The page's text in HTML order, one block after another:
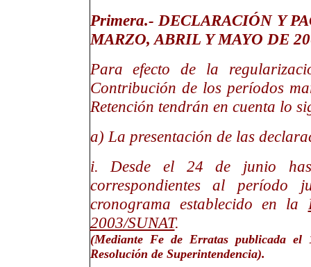
Primera.- DECLARACIÓN Y
MARZO, ABRIL Y MAYO DE
Para efecto de la
Contribución de los períodos
Retención tendrán en cuenta lo
a) La presentación de las
i. Desde el 24 de junio
correspondientes al período
cronograma establecido en la
2003/SUNAT.
(Mediante Fe de Erratas publicada
Resolución de Superintendencia).